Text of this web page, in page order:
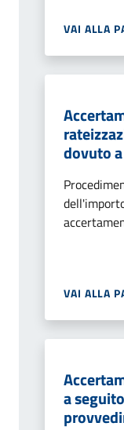
VAI ALLA
dovuto
VAI ALLA
a